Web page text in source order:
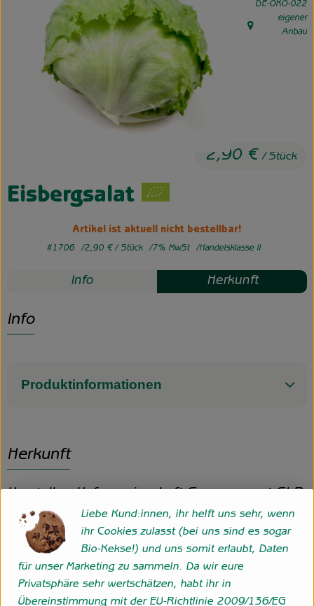
Unsere Hofkiste
Über uns
Neues vom Hof
Eisbergsalat
2,90 €/ Stück
, Kontrollstelle:
DE-ÖKO-022
, Herkunft:
eigener
Anbau
Artikel ist aktuell nicht bestellbar!
#1706 2,90 €/ Stück 7% MwSt Handelsklasse II
Info Herkunft
Info
Produktinformationen
Herkunft
27798 Hude eigener Anbau
zur Webseite
Folge uns
Liebe Kund:innen, ihr helft uns sehr, wenn
ihr Cookies zulasst (bei uns sind es sogar
Bio-Kekse!) und uns somit erlaubt, Daten
für unser Marketing zu sammeln. Da wir eure
Privatsphäre sehr wertschätzen, habt ihr in
Übereinstimmung mit der EU-Richtlinie 2009/136/EG